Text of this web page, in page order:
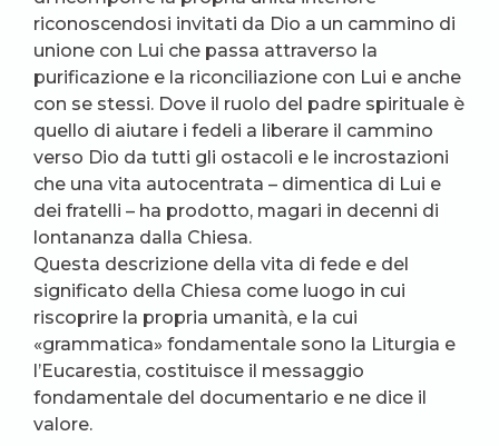
riconoscendosi invitati da Dio a un cammino di
unione con Lui che passa attraverso la
purificazione e la riconciliazione con Lui e anche
con se stessi. Dove il ruolo del padre spirituale è
quello di aiutare i fedeli a liberare il cammino
verso Dio da tutti gli ostacoli e le incrostazioni
che una vita autocentrata – dimentica di Lui e
dei fratelli – ha prodotto, magari in decenni di
lontananza dalla Chiesa.
Questa descrizione della vita di fede e del
significato della Chiesa come luogo in cui
riscoprire la propria umanità, e la cui
«grammatica» fondamentale sono la Liturgia e
l’Eucarestia, costituisce il messaggio
fondamentale del documentario e ne dice il
valore.